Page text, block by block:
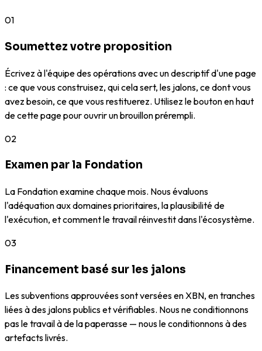
01
Soumettez votre proposition
Écrivez à l'équipe des opérations avec un descriptif d'une page
: ce que vous construisez, qui cela sert, les jalons, ce dont vous
avez besoin, ce que vous restituerez. Utilisez le bouton en haut
de cette page pour ouvrir un brouillon prérempli.
02
Examen par la Fondation
La Fondation examine chaque mois. Nous évaluons
l'adéquation aux domaines prioritaires, la plausibilité de
l'exécution, et comment le travail réinvestit dans l'écosystème.
03
Financement basé sur les jalons
Les subventions approuvées sont versées en XBN, en tranches
liées à des jalons publics et vérifiables. Nous ne conditionnons
pas le travail à de la paperasse — nous le conditionnons à des
artefacts livrés.